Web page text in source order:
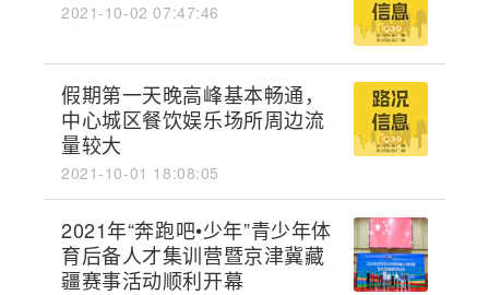
2021-10-02 07:47:46
假期第一天晚高峰基本畅通，
中心城区餐饮娱乐场所周边流
量较大
2021-10-01 18:08:05
2021年“奔跑吧•少年”青少年体
育后备人才集训营暨京津冀藏
疆赛事活动顺利开幕